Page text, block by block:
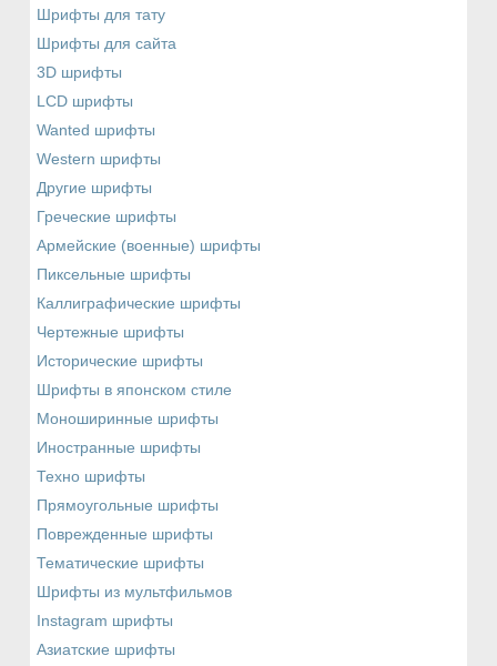
Шрифты для тату
Шрифты для сайта
3D шрифты
LCD шрифты
Wanted шрифты
Western шрифты
Другие шрифты
Греческие шрифты
Армейские (военные) шрифты
Пиксельные шрифты
Каллиграфические шрифты
Чертежные шрифты
Исторические шрифты
Шрифты в японском стиле
Моноширинные шрифты
Иностранные шрифты
Техно шрифты
Прямоугольные шрифты
Поврежденные шрифты
Тематические шрифты
Шрифты из мультфильмов
Instagram шрифты
Азиатские шрифты